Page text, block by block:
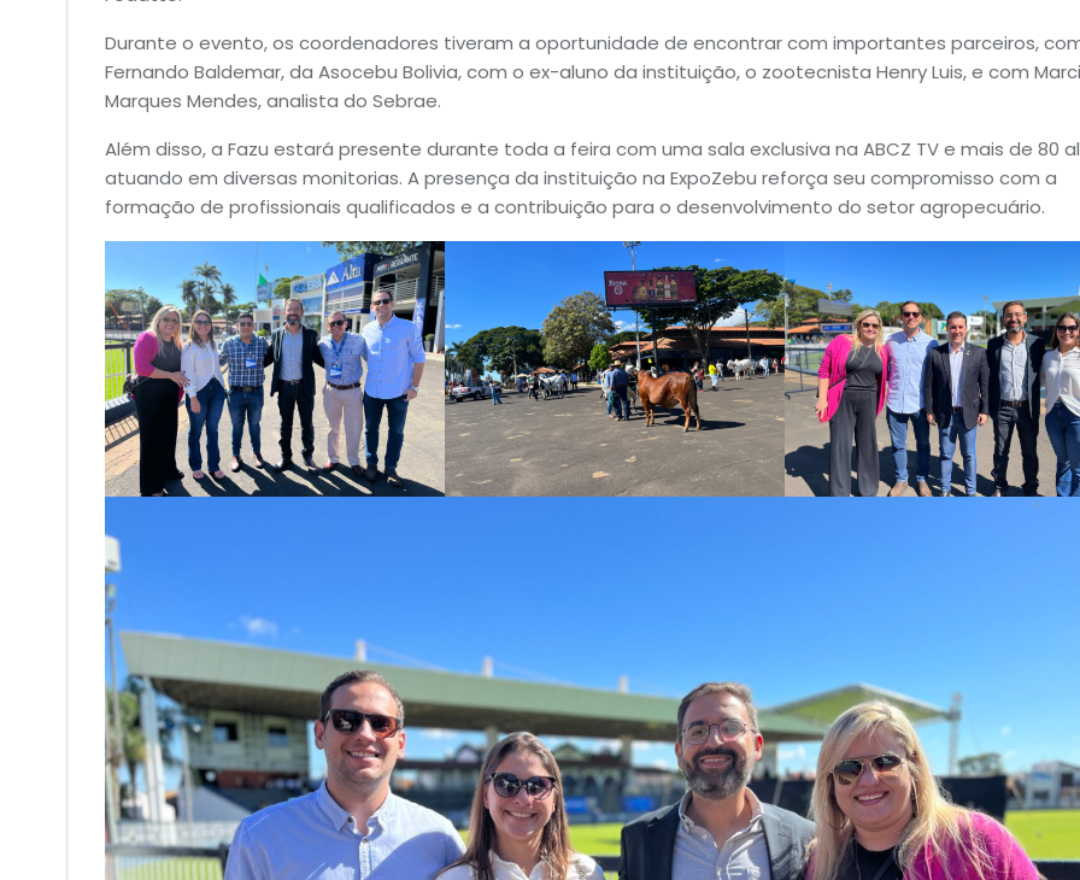
Durante o evento, os coordenadores tiveram a oportunidade de encontrar com importantes parceiros,
Fernando Baldemar, da Asocebu Bolivia, com o ex-aluno da instituição, o zootecnista Henry Luis, e com
Marques Mendes, analista do Sebrae.
Além disso, a Fazu estará presente durante toda a feira com uma sala exclusiva na ABCZ TV e mais de 80
atuando em diversas monitorias. A presença da instituição na ExpoZebu reforça seu compromisso com a
formação de profissionais qualificados e a contribuição para o desenvolvimento do setor agropecuário.